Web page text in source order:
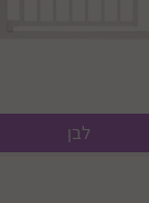
לבן
במצב פתוח